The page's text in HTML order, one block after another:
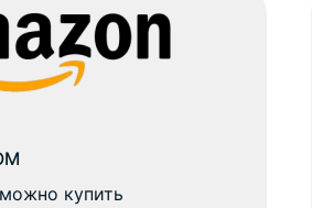
купить